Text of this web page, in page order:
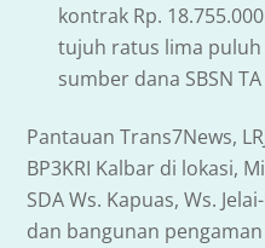
kontrak Rp.
tujuh ratus lima
sumber dana SBSN
Pantauan Trans7News,
BP3KRI Kalbar di lokasi,
SDA Ws. Kapuas, Ws.
dan bangunan